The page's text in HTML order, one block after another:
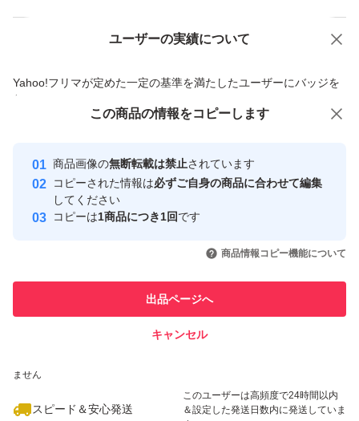
ユーザーの実績について
Yahoo!フリマが定めた一定の基準を満たしたユーザーにバッジを
付与しています
安心取引出品者
心・安全なユーザーです
取引実績
引を完了させた実績があります
での取引実績があります
ません
スピード＆安心発送
このユーザーは高頻度で24時間以内
＆設定した発送日数内に発送していま
価格の相談 商品への質問
この商品の情報をコピーします
商品画像の無断転載は禁止されています
コピーされた情報は必ずご自身の商品に合わせて編集
してください
コピーは1商品につき1回です
商品情報コピー機能について
出品ページへ
キャンセル
この商品をみている人にオススメ